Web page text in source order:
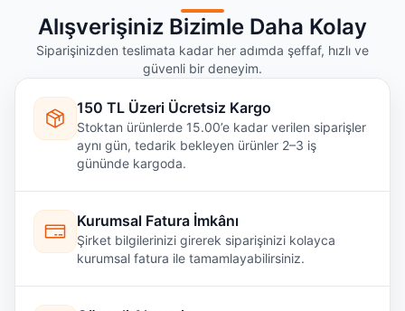
Alışverişiniz Bizimle Daha Kolay
Siparişinizden teslimata kadar her adımda şeffaf, hızlı ve
güvenli bir deneyim.
150 TL Üzeri Ücretsiz Kargo
Stoktan ürünlerde 15.00’e kadar verilen siparişler
aynı gün, tedarik bekleyen ürünler 2–3 iş
gününde kargoda.
Kurumsal Fatura İmkânı
Şirket bilgilerinizi girerek siparişinizi kolayca
kurumsal fatura ile tamamlayabilirsiniz.